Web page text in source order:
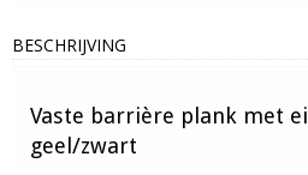
BESCHRIJVING
Vaste barrière plank met
geel/zwart